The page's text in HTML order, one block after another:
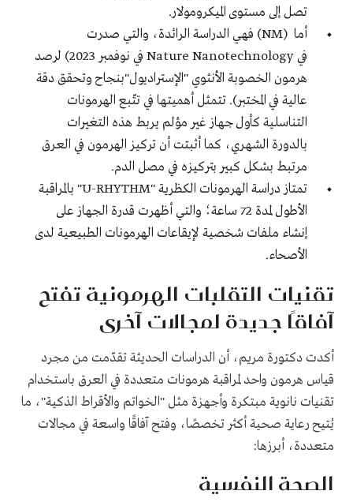
تصل إلى مستوى الميكرومولار.
أما (NM) فهي الدراسة الرائدة، والتي صدرت
في Nature Nanotechnology في نوفمبر 2023) لرصد
هرمون الخصوبة الأنثوي "الإستراديول"بنجاح وتحقق دقة
عالية في المختبر). تتمثل أهميتها في تتّبع الهرمونات
التناسلية كأول جهاز غير مؤلم يربط هذه التغيرات
بالدورة الشهري، كما أثبتت أن تركيز الهرمون في العرق
مرتبط بشكل كبير بتركيزه في مصل الدم.
تمتاز دراسة الهرمونات الكظرية "U-RHYTHM" بالمراقبة
الأطول لمدة 72 ساعة؛ والتي أظهرت قدرة الجهاز على
إنشاء ملفات شخصية لإيقاعات الهرمونات الطبيعية لدى
الأصحاء.
تقنيات التقلبات الهرمونية تفتح
آفاقًا جديدة لمجالات آخرى
أكدت دكتورة مريم، أن الدراسات الحديثة تقدّمت من مجرد
قياس هرمون واحد لمراقبة هرمونات متعددة في العرق باستخدام
تقنيات نانوية مبتكرة وأجهزة مثل "الخواتم والأقراط الذكية"، ما
يُتيح رعاية صحية أكثر تخصصًا، وفتح آفاقًا واسعة في مجالات
متعددة، أبرزها:
الصحة النفسية